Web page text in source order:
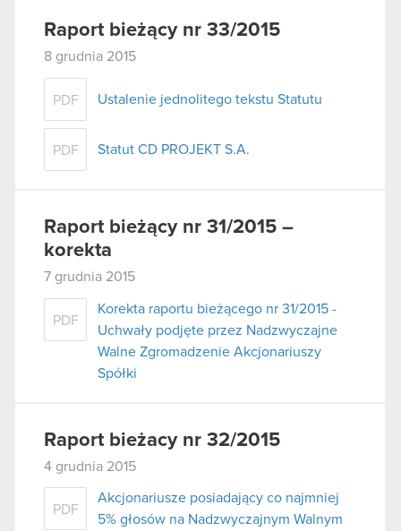
Raport bieżący nr 33/2015
8 grudnia 2015
PDF Ustalenie jednolitego tekstu Statutu
PDF Statut CD PROJEKT S.A.
Raport bieżący nr 31/2015 –
korekta
7 grudnia 2015
PDF
Korekta raportu bieżącego nr 31/2015 -
Uchwały podjęte przez Nadzwyczajne
Walne Zgromadzenie Akcjonariuszy
Spółki
Raport bieżacy nr 32/2015
4 grudnia 2015
PDF
Akcjonariusze posiadający co najmniej
5% głosów na Nadzwyczajnym Walnym